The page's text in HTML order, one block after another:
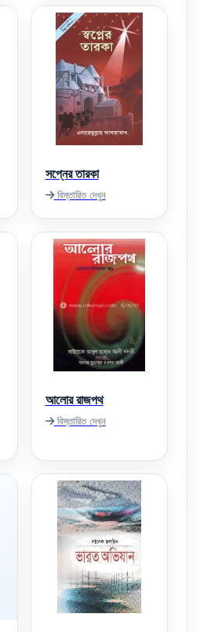
সপ্নের তারকা
বিস্তারিত দেখুন
আলোর রাজপথ
বিস্তারিত দেখুন